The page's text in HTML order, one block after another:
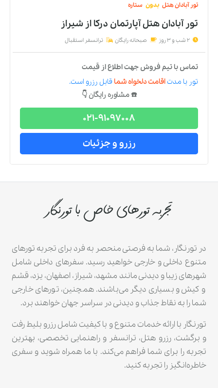
تور آبادانهتل بدون ستاره
تور آبادان هتل آپارتمان درکااز شیراز
2 شب و 3 روز صبحانه رایگان ترانسفر استقبال
تماس با تیم فروش جهت اطلاع از قیمت
تور با مدتاقامت دلخواه شما قابل رزرو است.
☎️ مشاوره رایگان 👇
021-91097008
رزرو و جزئیات
تجربه تورهای خاص با تورنگار
در تورنگار، شما به فرصتی منحصر به فرد برای تجربه تورهای
متنوع داخلی و خارجی خواهید رسید. سفرهای داخلی شامل
شهرهای زیبا و دیدنی مانند مشهد، شیراز، اصفهان، یزد، قشم
و کیش و بسیاری دیگر می‌باشند. همچنین، تورهای خارجی
شما را به نقاط جذاب و دیدنی در سراسر جهان خواهند برد.
تورنگار با ارائه خدمات متنوع و با کیفیت شامل رزرو بلیط رفت
و برگشت، رزرو هتل، ترانسفر و راهنمایی تخصصی، بهترین
تجربه را برای شما فراهم می‌کند. با ما همراه شوید و سفری
خاطره‌انگیز را تجربه کنید.